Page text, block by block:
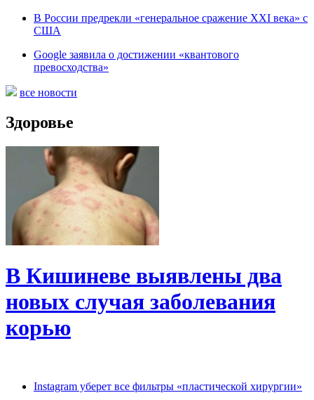
В России предрекли «генеральное сражение XXI века» с
США
Google заявила о достижении «квантового
превосходства»
все новости
Здоровье
В Кишиневе выявлены два
новых случая заболевания
корью
Instagram уберет все фильтры «пластической хирургии»